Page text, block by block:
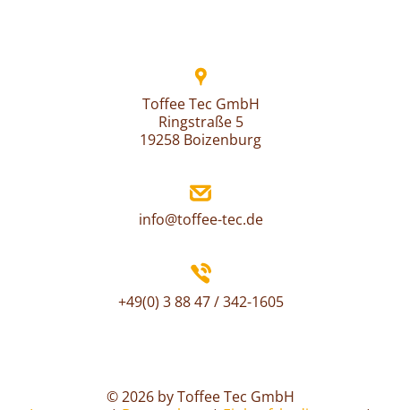
Toffee Tec GmbH
Ringstraße 5
19258 Boizenburg
info@toffee-tec.de
+49(0) 3 88 47 / 342-1605
© 2026 by Toffee Tec GmbH